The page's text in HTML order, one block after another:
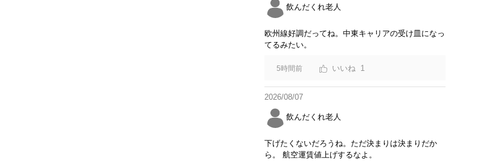
飲んだくれ老人
欧州線好調だってね。中東キャリアの受け皿になっ
てるみたい。
5時間前 1
2026/08/07
飲んだくれ老人
下げたくないだろうね。ただ決まりは決まりだか
ら。 航空運賃値上げするなよ。